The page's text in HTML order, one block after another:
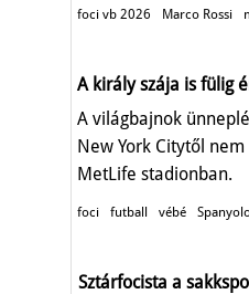
foci vb 2026 Marco Rossi
A király szája is fülig
A világbajnok
New York Citytől
MetLife stadionban.
foci futball vébé
Sztárfocista a